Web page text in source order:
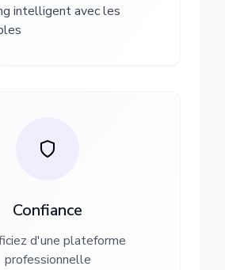
intelligent avec les
Confiance
d'une plateforme
professionnelle